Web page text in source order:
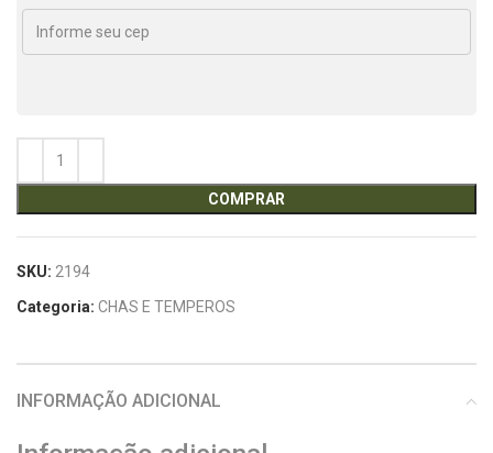
COMPRAR
SKU: 2194
Categoria: CHAS E TEMPEROS
INFORMAÇÃO ADICIONAL